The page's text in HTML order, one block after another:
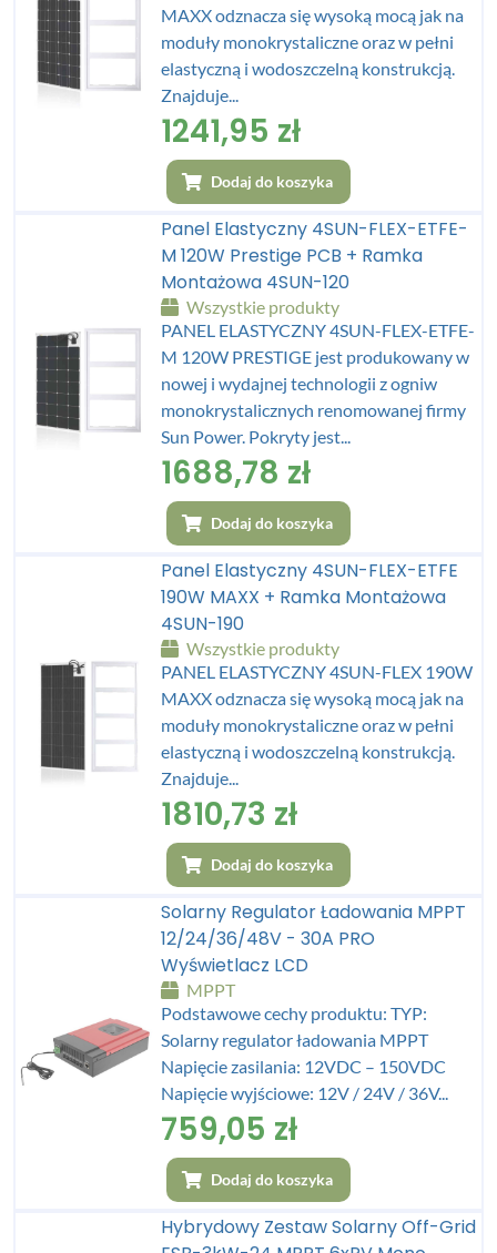
MAXX odznacza się wysoką mocą jak na
moduły monokrystaliczne oraz w pełni
elastyczną i wodoszczelną konstrukcją.
Znajduje...
1241,95 zł
Dodaj do koszyka
Panel Elastyczny 4SUN-FLEX-ETFE-
M 120W Prestige PCB + Ramka
Montażowa 4SUN-120
Wszystkie produkty
PANEL ELASTYCZNY 4SUN-FLEX-ETFE-
M 120W PRESTIGE jest produkowany w
nowej i wydajnej technologii z ogniw
monokrystalicznych renomowanej firmy
Sun Power. Pokryty jest...
1688,78 zł
Dodaj do koszyka
Panel Elastyczny 4SUN-FLEX-ETFE
190W MAXX + Ramka Montażowa
4SUN-190
Wszystkie produkty
PANEL ELASTYCZNY 4SUN-FLEX 190W
MAXX odznacza się wysoką mocą jak na
moduły monokrystaliczne oraz w pełni
elastyczną i wodoszczelną konstrukcją.
Znajduje...
1810,73 zł
Dodaj do koszyka
Solarny Regulator Ładowania MPPT
12/24/36/48V - 30A PRO
Wyświetlacz LCD
MPPT
Podstawowe cechy produktu: TYP:
Solarny regulator ładowania MPPT
Napięcie zasilania: 12VDC – 150VDC
Napięcie wyjściowe: 12V / 24V / 36V...
759,05 zł
Dodaj do koszyka
Hybrydowy Zestaw Solarny Off-Grid